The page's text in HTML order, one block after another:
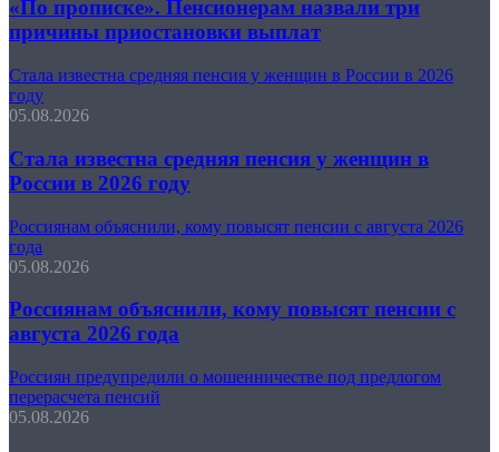
«По прописке». Пенсионерам назвали три
причины приостановки выплат
Стала известна средняя пенсия у женщин в России в 2026
году
05.08.2026
Стала известна средняя пенсия у женщин в
России в 2026 году
Россиянам объяснили, кому повысят пенсии с августа 2026
года
05.08.2026
Россиянам объяснили, кому повысят пенсии с
августа 2026 года
Россиян предупредили о мошенничестве под предлогом
перерасчета пенсий
05.08.2026